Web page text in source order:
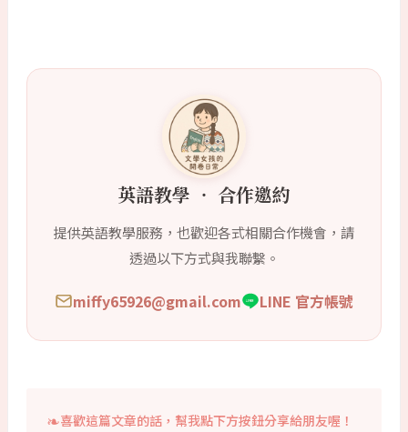
英語教學 ‧ 合作邀約
提供英語教學服務，也歡迎各式相關合作機會，請
透過以下方式與我聯繫。
miffy65926@gmail.com LINE 官方帳號
喜歡這篇文章的話，幫我點下方按鈕分享給朋友喔！